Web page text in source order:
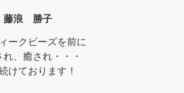
藤浪 勝子
ークビーズを前に
れ、癒され・・・
けております！